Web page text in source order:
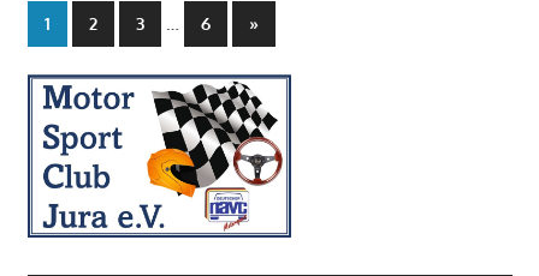
Seitennummerierung
der
Beiträge
1 2 3 … 6
Nächste
Beiträge
»